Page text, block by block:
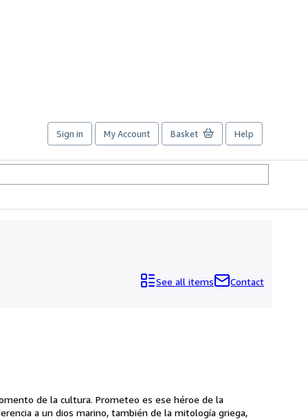
Sign in My Account Basket Help
See all items Contact
a un dios marino, también de la mitología griega,